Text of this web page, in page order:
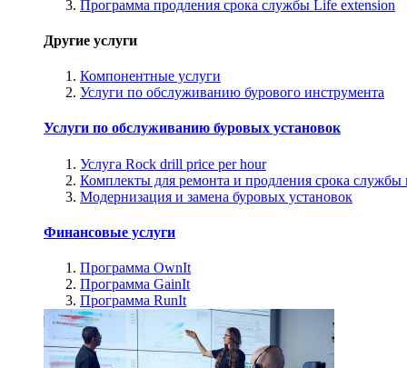
Программа продления срока службы Life extension
Другие услуги
Компонентные услуги
Услуги по обслуживанию бурового инструмента
Услуги по обслуживанию буровых установок
Услуга Rock drill price per hour
Комплекты для ремонта и продления срока службы
Модернизация и замена буровых установок
Финансовые услуги
Программа OwnIt
Программа GainIt
Программа RunIt